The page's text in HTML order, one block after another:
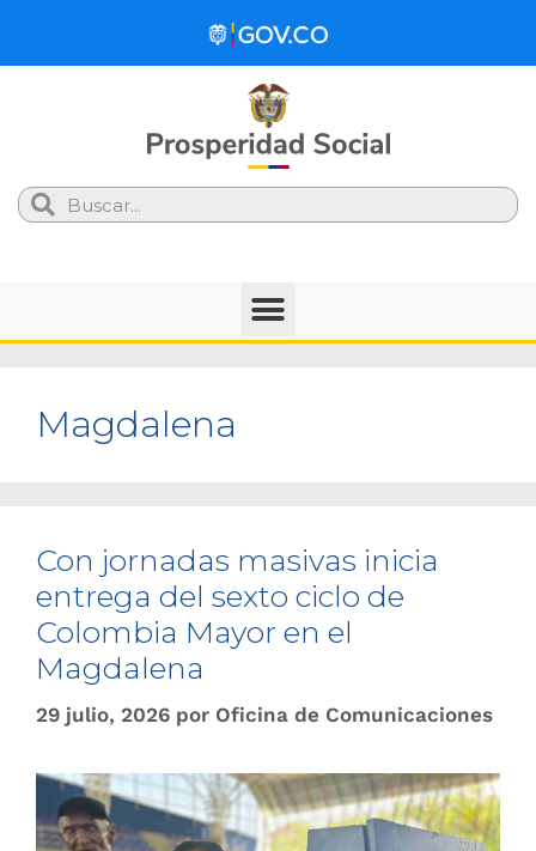
Search
Magdalena
Con jornadas masivas inicia
entrega del sexto ciclo de
Colombia Mayor en el
Magdalena
29 julio, 2026 por Oficina de Comunicaciones